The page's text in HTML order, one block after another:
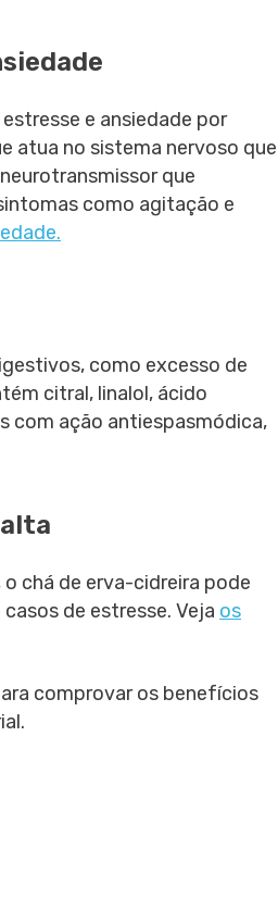
e ansiedade por
atua no sistema nervoso que
que
como agitação e
como excesso de
citral, linalol, ácido
com ação antiespasmódica,
chá de erva-cidreira pode
de estresse. Veja os
comprovar os benefícios